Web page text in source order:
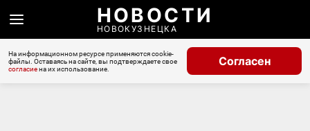
НОВОСТИ
НОВОКУЗНЕЦКА
На информационном ресурсе применяются cookie-
файлы. Оставаясь на сайте, вы подтверждаете свое
согласиена их использование.
Согласен